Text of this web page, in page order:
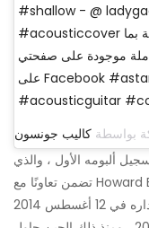
#shallow - @
#acousticcover هذه الأغنية بدس جدًا! أخطأت أغنية ، لكنها قريبة بما
موجودة على صفحتي
على Facebook #astarisborn #oscars #ladygaga #rock
#acousticguitar
بواسطة كاليب جونسون
ألبومه الأول ، والذي
تضمن تعاونًا مع Howard Benson و Aloe Blacc و Blair Daly والمزيد.